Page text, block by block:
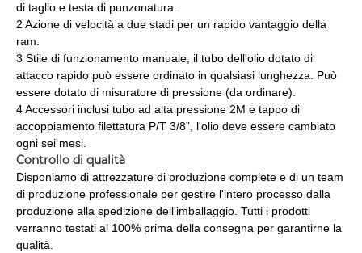
di taglio e testa di punzonatura.
2 Azione di velocità a due stadi per un rapido vantaggio della
ram.
3 Stile di funzionamento manuale, il tubo dell'olio dotato di
attacco rapido può essere ordinato in qualsiasi lunghezza. Può
essere dotato di misuratore di pressione (da ordinare).
4 Accessori inclusi tubo ad alta pressione 2M e tappo di
accoppiamento filettatura P/T 3/8”, l'olio deve essere cambiato
ogni sei mesi.
Controllo di qualità
Disponiamo di attrezzature di produzione complete e di un team
di produzione professionale per gestire l'intero processo dalla
produzione alla spedizione dell'imballaggio. Tutti i prodotti
verranno testati al 100% prima della consegna per garantirne la
qualità.